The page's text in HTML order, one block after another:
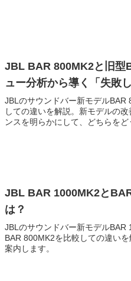
JBL BAR 800MK2と旧型
ュー分析から導く「失敗
JBLのサウンドバー新モデル
しての違いを解説。新モデルの
ンスを明らかにして、どちらを
JBL BAR 1000MK2と
は？
JBLのサウンドバー新モデル
BAR 800MK2を比較しての違い
案内します。